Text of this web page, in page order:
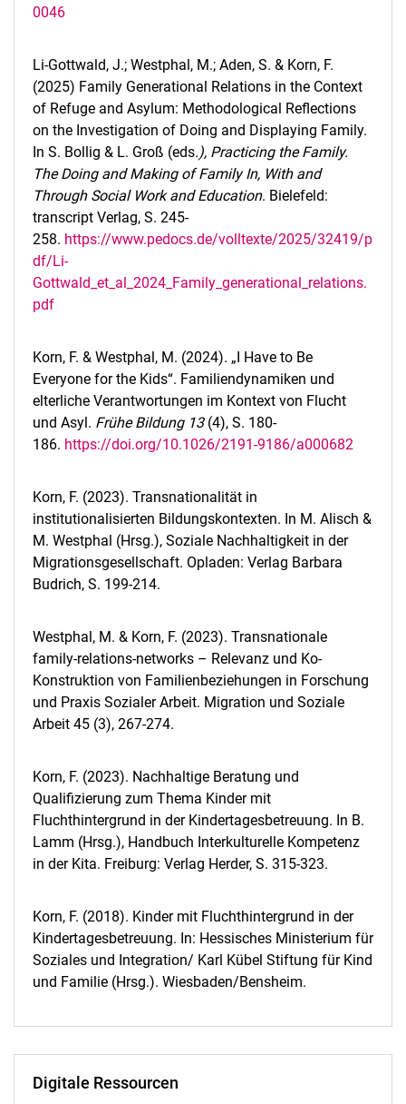
0046
Li-Gottwald, J.; Westphal, M.; Aden, S. & Korn, F.
(2025) Family Generational Relations in the Context
of Refuge and Asylum: Methodological Reflections
on the Investigation of Doing and Displaying Family.
In S. Bollig & L. Groß (eds.), Practicing the Family.
The Doing and Making of Family In, With and
Through Social Work and Education. Bielefeld:
transcript Verlag, S. 245-
258. https://www.pedocs.de/volltexte/2025/32419/p
df/Li-
Gottwald_et_al_2024_Family_generational_relations.
pdf
Korn, F. & Westphal, M. (2024). „I Have to Be
Everyone for the Kids“. Familiendynamiken und
elterliche Verantwortungen im Kontext von Flucht
und Asyl. Frühe Bildung 13(4), S. 180-
186. https://doi.org/10.1026/2191-9186/a000682
Korn, F. (2023). Transnationalität in
institutionalisierten Bildungskontexten. In M. Alisch &
M. Westphal (Hrsg.), Soziale Nachhaltigkeit in der
Migrationsgesellschaft. Opladen: Verlag Barbara
Budrich, S. 199-214.
Westphal, M. & Korn, F. (2023). Transnationale
family-relations-networks – Relevanz und Ko-
Konstruktion von Familienbeziehungen in Forschung
und Praxis Sozialer Arbeit. Migration und Soziale
Arbeit 45 (3), 267-274.
Korn, F. (2023). Nachhaltige Beratung und
Qualifizierung zum Thema Kinder mit
Fluchthintergrund in der Kindertagesbetreuung. In B.
Lamm (Hrsg.), Handbuch Interkulturelle Kompetenz
in der Kita. Freiburg: Verlag Herder, S. 315-323.
Korn, F. (2018). Kinder mit Fluchthintergrund in der
Kindertagesbetreuung. In: Hessisches Ministerium für
Soziales und Integration/ Karl Kübel Stiftung für Kind
und Familie (Hrsg.). Wiesbaden/Bensheim.
Digitale Ressourcen